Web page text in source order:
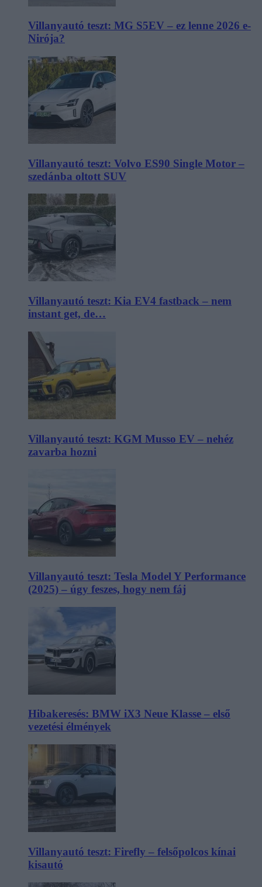
Villanyautó teszt: MG S5EV – ez lenne 2026 e-
Nirója?
Villanyautó teszt: Volvo ES90 Single Motor –
szedánba oltott SUV
Villanyautó teszt: Kia EV4 fastback – nem
instant get, de…
Villanyautó teszt: KGM Musso EV – nehéz
zavarba hozni
Villanyautó teszt: Tesla Model Y Performance
(2025) – úgy feszes, hogy nem fáj
Hibakeresés: BMW iX3 Neue Klasse – első
vezetési élmények
Villanyautó teszt: Firefly – felsőpolcos kínai
kisautó